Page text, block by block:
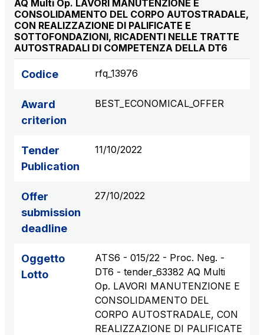
Tangenziale di Napoli S.p.A.
Network Km: 20
Concession expiring in 2037
AQ Multi Op. LAVORI MANUTENZIONE E
CONSOLIDAMENTO DEL CORPO AUTOSTRADALE,
CON REALIZZAZIONE DI PALIFICATE E
SOTTOFONDAZIONI, RICADENTI NELLE TRATTE
AUTOSTRADALI DI COMPETENZA DELLA DT6
Codice rfq_13976
Award
criterion
BEST_ECONOMICAL_OFFER
Tender
Publication
11/10/2022
Offer
submission
deadline
27/10/2022
Oggetto
Lotto
ATS6 - 015/22 - Proc. Neg. -
DT6 - tender_63382 AQ Multi
Op. LAVORI MANUTENZIONE E
CONSOLIDAMENTO DEL
CORPO AUTOSTRADALE, CON
REALIZZAZIONE DI PALIFICATE